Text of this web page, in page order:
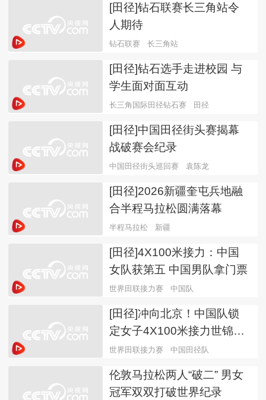
[田径]钻石联赛长三角站令
人期待
钻石联赛 长三角站
[田径]钻石选手走进校园 与
学生面对面互动
长三角国际田径钻石赛 田径
[田径]中国田径街头赛揭幕
战破赛会纪录
中国田径街头巡回赛 袁陈龙
[田径]2026新疆奎屯兵地融
合半程马拉松圆满落幕
半程马拉松 新疆
[田径]4X100米接力：中国
女队获第五 中国男队拿门票
世界田联接力赛 中国队
[田径]冲向北京！中国队锁
定女子4X100米接力世锦赛
资格
世界田联接力赛 中国田径队
伦敦马拉松两人“破二” 男女
冠军双双打破世界纪录